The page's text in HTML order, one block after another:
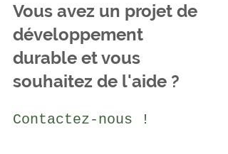
Vous avez un projet de
développement
durable et vous
souhaitez de l'aide ?
Contactez-nous !